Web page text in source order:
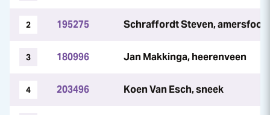
2 195275 Schraffordt Steven, amersfoort
3 180996 Jan Makkinga, heerenveen
4 203496 Koen Van Esch, sneek